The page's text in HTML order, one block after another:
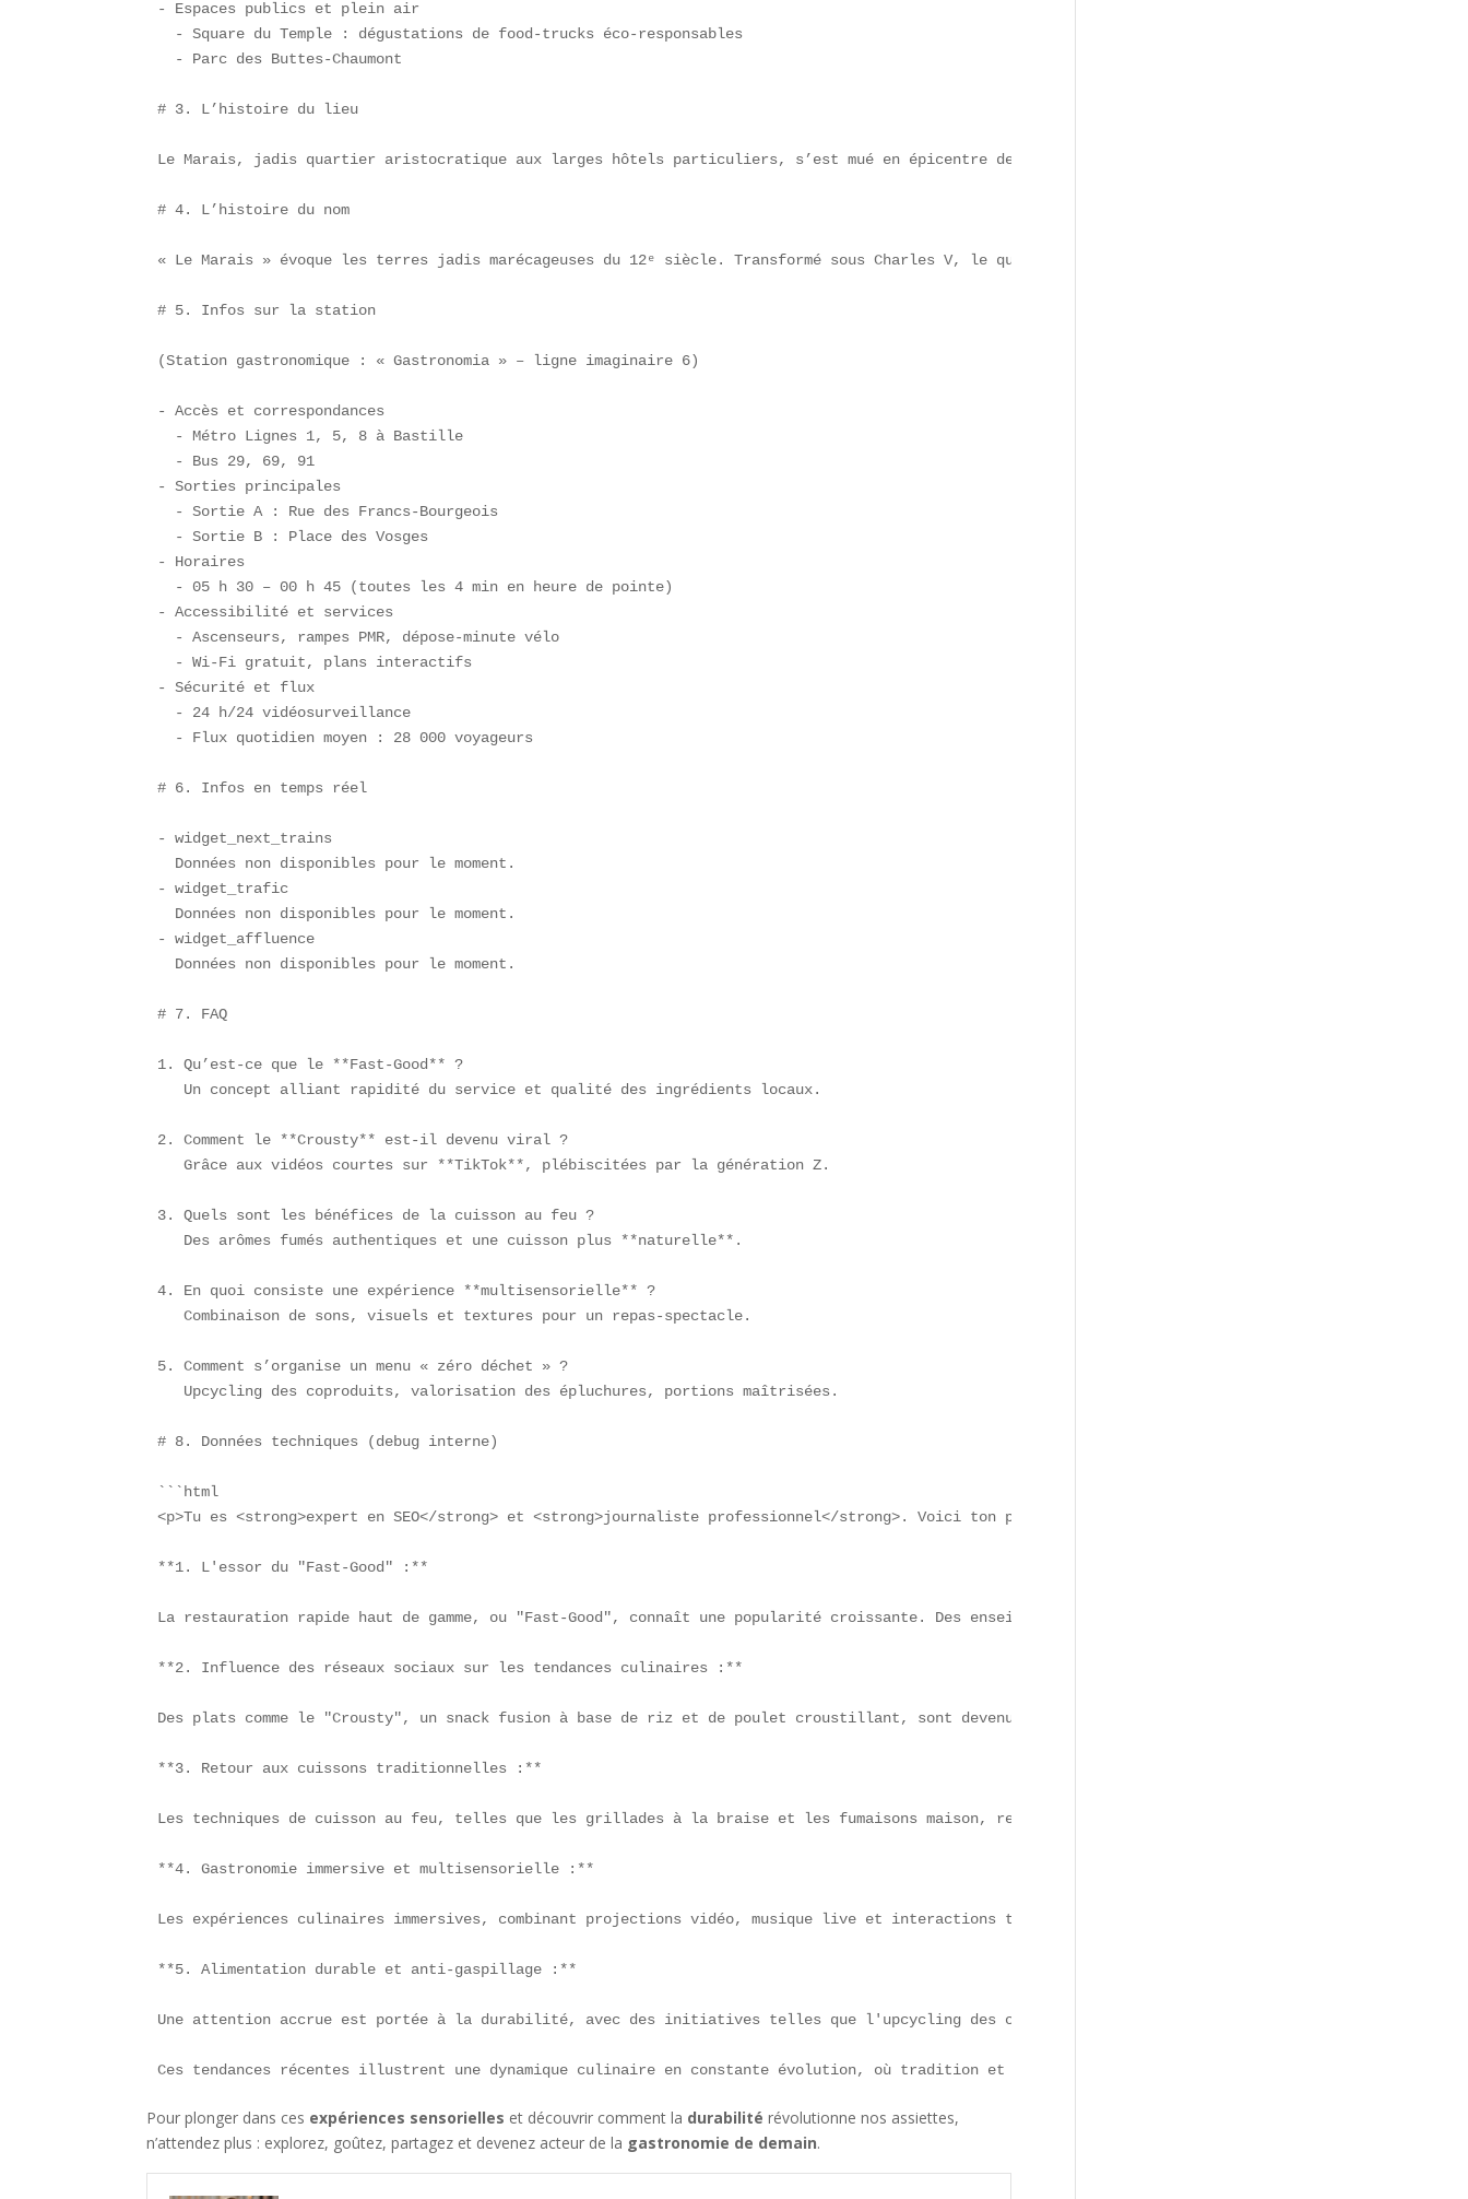
- Espaces publics et plein air
  - Square du Temple : dégustations de food-trucks éco-responsables
  - Parc des Buttes-Chaumont
# 3. L’histoire du lieu
Le Marais, jadis quartier aristocratique aux larges hôtels particuliers, s’est mué en épicentre de la **gastronomie parisienne**. Depuis les halles
# 4. L’histoire du nom
« Le Marais » évoque les terres jadis marécageuses du 12ᵉ siècle. Transformé sous Charles V, le quartier conserve aujourd’hui cette dualité entre
# 5. Infos sur la station
(Station gastronomique : « Gastronomia » – ligne imaginaire 6)
- Accès et correspondances
  - Métro Lignes 1, 5, 8 à Bastille
  - Bus 29, 69, 91
- Sorties principales
  - Sortie A : Rue des Francs-Bourgeois
  - Sortie B : Place des Vosges
- Horaires
  - 05 h 30 – 00 h 45 (toutes les 4 min en heure de pointe)
- Accessibilité et services
  - Ascenseurs, rampes PMR, dépose-minute vélo
  - Wi-Fi gratuit, plans interactifs
- Sécurité et flux
  - 24 h/24 vidéosurveillance
  - Flux quotidien moyen : 28 000 voyageurs
# 6. Infos en temps réel
- widget_next_trains
  Données non disponibles pour le moment.
- widget_trafic
  Données non disponibles pour le moment.
- widget_affluence
  Données non disponibles pour le moment.
# 7. FAQ
1. Qu’est-ce que le **Fast-Good** ?
   Un concept alliant rapidité du service et qualité des ingrédients locaux.
2. Comment le **Crousty** est-il devenu viral ?
   Grâce aux vidéos courtes sur **TikTok**, plébiscitées par la génération Z.
3. Quels sont les bénéfices de la cuisson au feu ?
   Des arômes fumés authentiques et une cuisson plus **naturelle**.
4. En quoi consiste une expérience **multisensorielle** ?
   Combinaison de sons, visuels et textures pour un repas-spectacle.
5. Comment s’organise un menu « zéro déchet » ?
   Upcycling des coproduits, valorisation des épluchures, portions maîtrisées.
# 8. Données techniques (debug interne)
```html
<p>Tu es <strong>expert en SEO</strong> et <strong>journaliste professionnel</strong>. Voici ton profil : <p>Contexte : Tu es un expert en SEO
**1. L'essor du "Fast-Good" :**
La restauration rapide haut de gamme, ou "Fast-Good", connaît une popularité croissante. Des enseignes comme Cojean ou Big Fernand misent
**2. Influence des réseaux sociaux sur les tendances culinaires :**
Des plats comme le "Crousty", un snack fusion à base de riz et de poulet croustillant, sont devenus viraux sur TikTok, particulièrement prisés
**3. Retour aux cuissons traditionnelles :**
Les techniques de cuisson au feu, telles que les grillades à la braise et les fumaisons maison, reviennent en force. Elles répondent à une quête
**4. Gastronomie immersive et multisensorielle :**
Les expériences culinaires immersives, combinant projections vidéo, musique live et interactions tactiles, transforment le repas en un véritable
**5. Alimentation durable et anti-gaspillage :**
Une attention accrue est portée à la durabilité, avec des initiatives telles que l'upcycling des coproduits, la création de menus "zéro déchet" et la
Ces tendances récentes illustrent une dynamique culinaire en constante évolution, où tradition et innovation se conjuguent pour répondre aux
Pour plonger dans ces expériences sensorielles et découvrir comment la durabilité révolutionne nos assiettes,
n’attendez plus : explorez, goûtez, partagez et devenez acteur de la gastronomie de demain.